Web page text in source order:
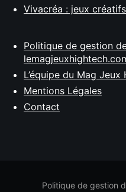
Vivacréa : jeux créatifs
Politique de gestion
L’équipe du Mag Jeux
Mentions Légales
Contact
Politique de gestion